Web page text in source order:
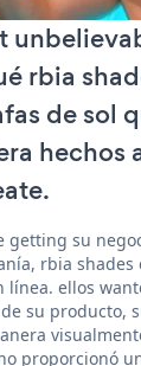
rbia
de sol
hechos
getting su
rbia shades
línea. ellos
su producto,
proporcionó